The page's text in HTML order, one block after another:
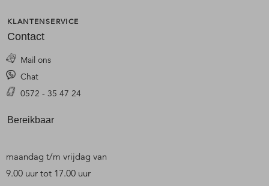
KLANTENSERVICE
Contact
Mail ons
Chat
0572 - 35 47 24
Bereikbaar
maandag t/m vrijdag van
9.00 uur tot 17.00 uur